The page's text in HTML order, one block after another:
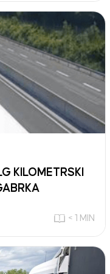
KILOMETRSKI
< 1 MIN